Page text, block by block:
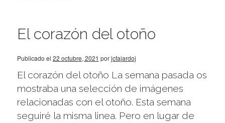
El corazón del otoño
Publicado el 22 octubre, 2021 porjcfajardoj
El corazón del otoño La semana pasada os
mostraba una selección de imágenes
relacionadas con el otoño. Esta semana
seguiré la misma linea. Pero en lugar de